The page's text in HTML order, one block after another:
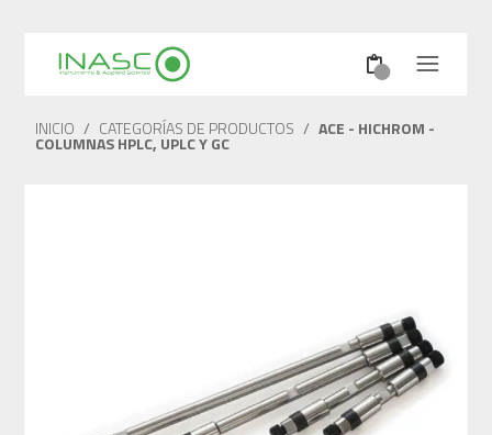
INICIO / CATEGORÍAS DE PRODUCTOS / ACE - HICHROM -
COLUMNAS HPLC, UPLC Y GC